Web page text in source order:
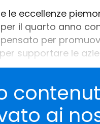
le eccellenze
il quarto anno
per
supportare le
ai